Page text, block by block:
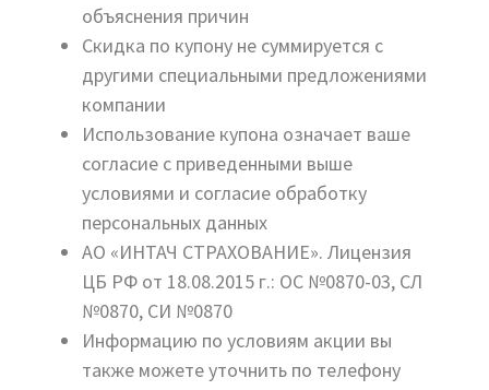
объяснения причин
Скидка по купону не суммируется с
другими специальными предложениями
компании
Использование купона означает ваше
согласие с приведенными выше
условиями и согласие обработку
персональных данных
АО «ИНТАЧ СТРАХОВАНИЕ». Лицензия
ЦБ РФ от 18.08.2015 г.: ОС №0870-03, СЛ
№0870, СИ №0870
Информацию по условиям акции вы
также можете уточнить по телефону